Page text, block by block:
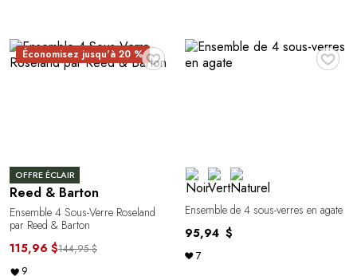
♥
Économisez jusqu'à 20 %
OFFRE ÉCLAIR
Reed & Barton
Ensemble 4 Sous-Verre Roseland
par Reed & Barton
115,96 $144,95 $
9
♥
Ensemble de 4 sous-verres en agate
95,94 $
7